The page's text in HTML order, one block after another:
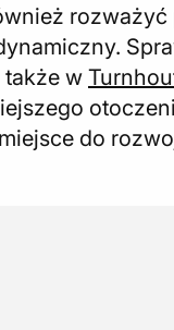
także w
do